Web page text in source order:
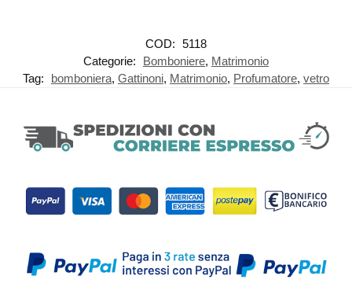
COD: 5118
Categorie:
Bomboniere, Matrimonio
Tag:
bomboniera, Gattinoni, Matrimonio, Profumatore, vetro